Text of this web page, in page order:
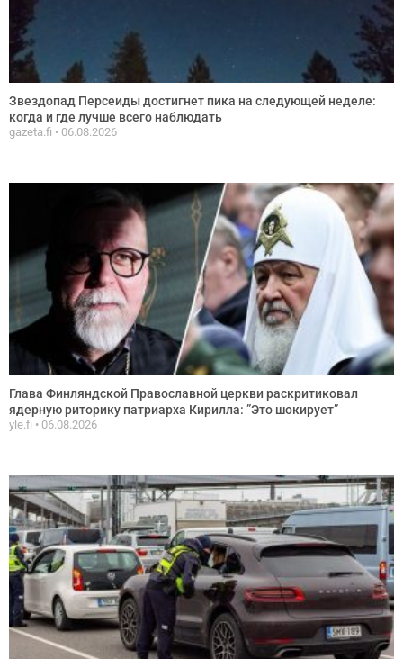
Звездопад Персеиды достигнет пика на следующей неделе:
когда и где лучше всего наблюдать
gazeta.fi 06.08.2026
Глава Финляндской Православной церкви раскритиковал
ядерную риторику патриарха Кирилла: ”Это шокирует”
yle.fi 06.08.2026